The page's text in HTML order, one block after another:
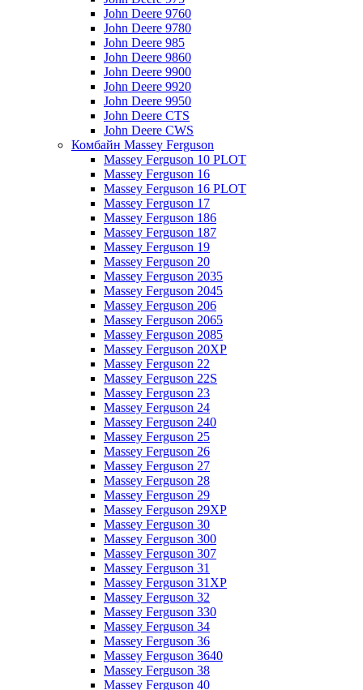
John Deere 9760
John Deere 9780
John Deere 985
John Deere 9860
John Deere 9900
John Deere 9920
John Deere 9950
John Deere CTS
John Deere CWS
Комбайн Massey Ferguson
Massey Ferguson 10 PLOT
Massey Ferguson 16
Massey Ferguson 16 PLOT
Massey Ferguson 17
Massey Ferguson 186
Massey Ferguson 187
Massey Ferguson 19
Massey Ferguson 20
Massey Ferguson 2035
Massey Ferguson 2045
Massey Ferguson 206
Massey Ferguson 2065
Massey Ferguson 2085
Massey Ferguson 20XP
Massey Ferguson 22
Massey Ferguson 22S
Massey Ferguson 23
Massey Ferguson 24
Massey Ferguson 240
Massey Ferguson 25
Massey Ferguson 26
Massey Ferguson 27
Massey Ferguson 28
Massey Ferguson 29
Massey Ferguson 29XP
Massey Ferguson 30
Massey Ferguson 300
Massey Ferguson 307
Massey Ferguson 31
Massey Ferguson 31XP
Massey Ferguson 32
Massey Ferguson 330
Massey Ferguson 34
Massey Ferguson 36
Massey Ferguson 3640
Massey Ferguson 38
Massey Ferguson 40